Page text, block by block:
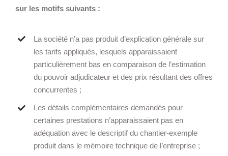
sur les motifs suivants :
La société n’a pas produit d’explication générale sur
les tarifs appliqués, lesquels apparaissaient
particulièrement bas en comparaison de l’estimation
du pouvoir adjudicateur et des prix résultant des offres
concurrentes ;
Les détails complémentaires demandés pour
certaines prestations n’apparaissaient pas en
adéquation avec le descriptif du chantier-exemple
produit dans le mémoire technique de l’entreprise ;